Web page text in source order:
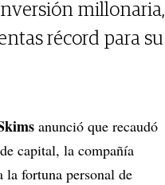
millonaria,
récord para su
anunció que recaudó
capital, la compañía
la fortuna personal de